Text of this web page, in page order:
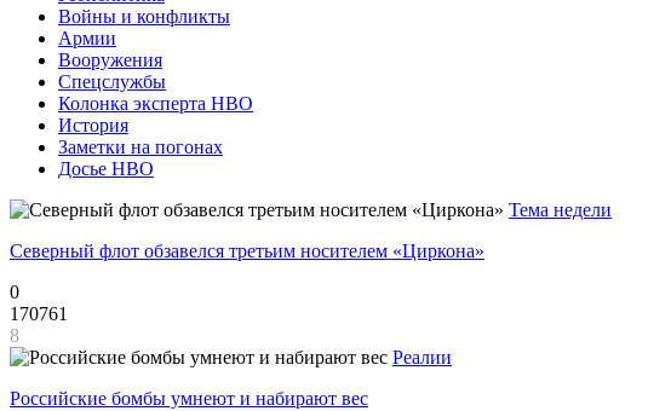
Войны и конфликты
Армии
Вооружения
Спецслужбы
Колонка эксперта НВО
История
Заметки на погонах
Досье НВО
Тема недели
Северный флот обзавелся третьим носителем «Циркона»
0
170761
8
Реалии
Российские бомбы умнеют и набирают вес